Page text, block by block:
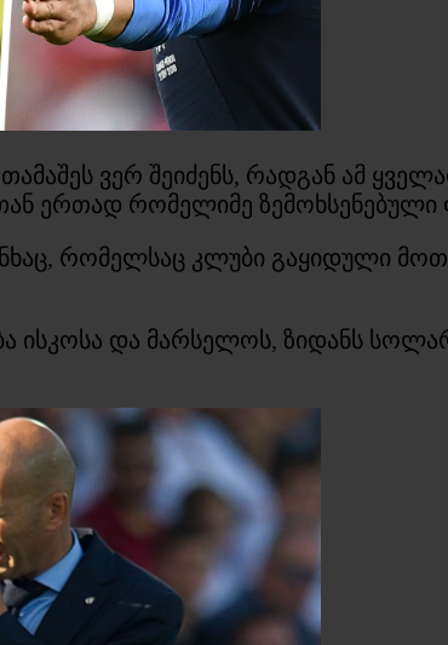
ვერ შეიძენს, რადგან ამ
ერთად რომელიმე ზემოხსენებული
რომელსაც კლუბი გაყიდული
ისკოსა და მარსელოს, ზიდანს